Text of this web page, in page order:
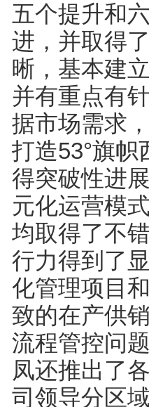
五个提升和
进，并取得
晰，基本建
并有重点有
据市场需求
打造53°旗
得突破性进
元化运营模
均取得了不
行力得到了
化管理项目
致的在产供
流程管控问
凤还推出了
司领导分区